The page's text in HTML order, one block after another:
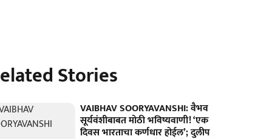
Stories
VAIBHAV SOORYAVANSHI: वैभव
सूर्यवंशीबाबत मोठी भविष्यवाणी! ‘एक
दिवस भारताचा कर्णधार होईल’; दुलीप